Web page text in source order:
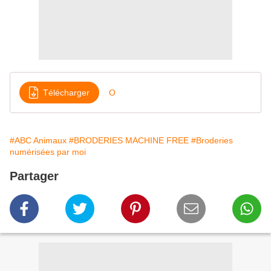
Télécharger O
#ABC Animaux #BRODERIES MACHINE FREE #Broderies
numérisées par moi
Partager